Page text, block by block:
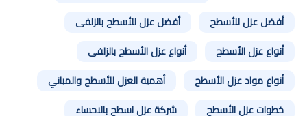
أفضل عزل للأسطح أفضل عزل للأسطح بالزلفى
أنواع عزل الأسطح أنواع عزل الأسطح بالزلفى
أنواع مواد عزل الأسطح أهمية العزل للأسطح والمباني
خطوات عزل الأسطح شركة عزل اسطح بالاحساء